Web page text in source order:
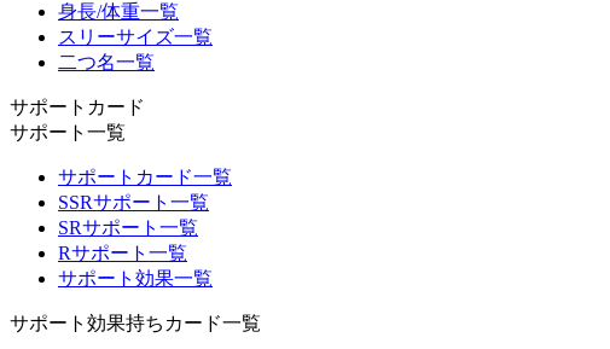
身長/体重一覧
スリーサイズ一覧
二つ名一覧
サポートカード
サポート一覧
サポートカード一覧
SSRサポート一覧
SRサポート一覧
Rサポート一覧
サポート効果一覧
サポート効果持ちカード一覧